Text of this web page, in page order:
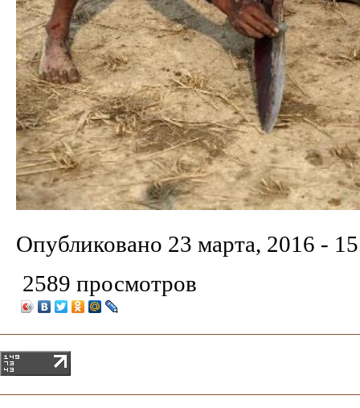
Опубликовано 23 марта, 2016 -
2589 просмотров